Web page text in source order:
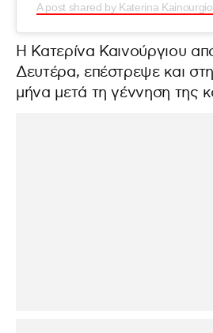
A post shared by Katerina
Η Κατερίνα Καινούργιου
Δευτέρα, επέστρεψε και
μήνα μετά τη γέννηση της